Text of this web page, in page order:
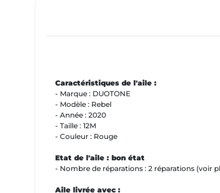
Caractéristiques de l'aile :
- Marque : DUOTONE
- Modèle : Rebel
- Année : 2020
- Taille : 12M
- Couleur : Rouge
Etat de l'aile : bon état
- Nombre de réparations : 2 réparations (voir
Aile livrée avec :